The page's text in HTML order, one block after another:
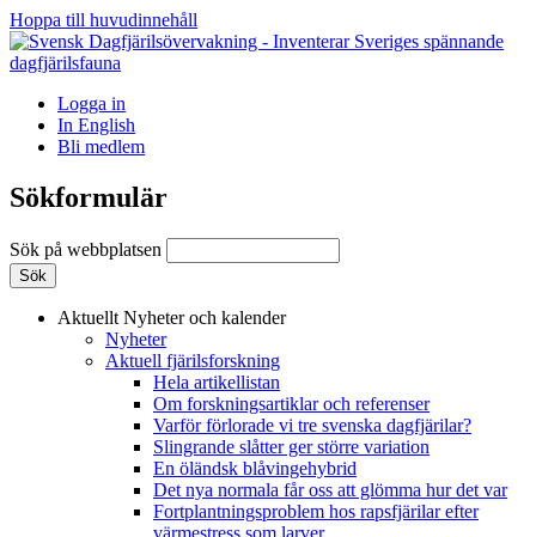
Hoppa till huvudinnehåll
Logga in
In English
Bli medlem
Sökformulär
Sök på webbplatsen
Aktuellt Nyheter och kalender
Nyheter
Aktuell fjärilsforskning
Hela artikellistan
Om forskningsartiklar och referenser
Varför förlorade vi tre svenska dagfjärilar?
Slingrande slåtter ger större variation
En öländsk blåvingehybrid
Det nya normala får oss att glömma hur det var
Fortplantningsproblem hos rapsfjärilar efter
värmestress som larver